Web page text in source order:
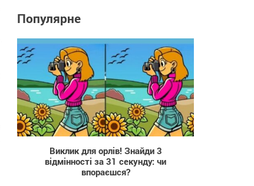
Популярне
644
Виклик для орлів! Знайди 3
відмінності за 31 секунду: чи
впораєшся?